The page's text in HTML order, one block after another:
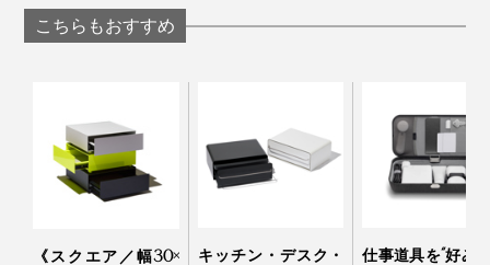
えていなくていい。すぐに識別できるから、何かを探す
デスクが片づくことで、頭の中のゴチャゴチャも片づい
て、余白が拡張する実感あり。おかげで、最近始めた動
画の編集も、サクサクはかどってます。
ネット式の収納オプションを開発予定。お楽しみに！
｜Orbitkey Deskmat
こちらもおすすめ
《スクエア／幅30× キッチン・デスク・ 仕事道具を“好み